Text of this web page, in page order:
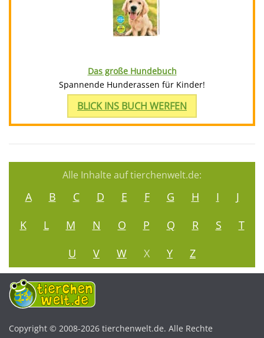
Das große Hundebuch
Spannende Hunderassen für Kinder!
BLICK INS BUCH WERFEN
Alle Inhalte auf tierchenwelt.de:
A B C D E F G H I
J
K
L M N O P Q R S
T
U
V W X Y Z
Copyright © 2008-2026 tierchenwelt.de. Alle Rechte